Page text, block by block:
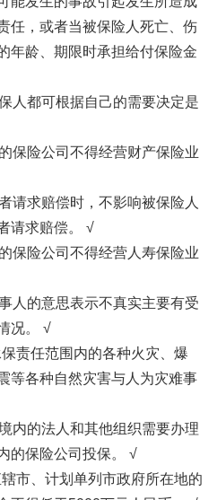
任，或者当被保险人死亡、伤
年龄、期限时承担给付保险金
人都可根据自己的需要决定是
保险公司不得经营财产保险业
请求赔偿时，不影响被保险人
请求赔偿。 √
保险公司不得经营人寿保险业
人的意思表示不真实主要有受
况。 √
责任范围内的各种火灾、爆
等各种自然灾害与人为灾难事
内的法人和其他组织需要办理
的保险公司投保。 √
市、计划单列市政府所在地的